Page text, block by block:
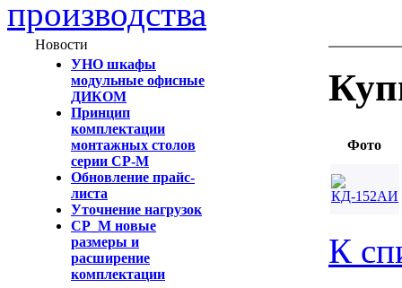
производства
Новости
УНО шкафы
модульные офисные
ДИКОМ
Принцип
комплектации
монтажных столов
серии СР-М
Обновление прайс-
листа
Уточнение нагрузок
СР_М новые
размеры и
расширение
комплектации
Фото
К